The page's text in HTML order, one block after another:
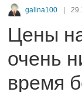
galina100
Цены
очень
время